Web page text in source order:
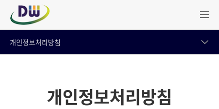
개인정보처리방침
개인정보처리방침